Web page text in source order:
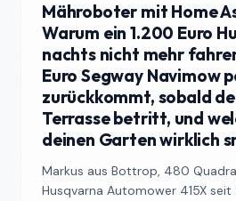
Mähroboter mit Home
Warum ein 1.200 Euro
nachts nicht mehr
Euro Segway Navimow
zurückkommt, sobald
Terrasse betritt, und
deinen Garten wirklich
Markus aus Bottrop, 480
Husqvarna Automower 415X